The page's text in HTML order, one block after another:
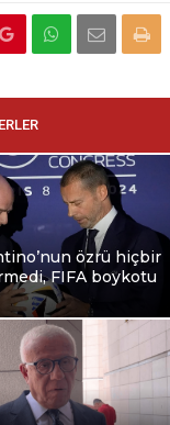
özrü hiçbir
FIFA boykotu